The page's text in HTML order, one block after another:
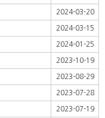
2024-03-20
2024-03-15
2024-01-25
2023-10-19
2023-08-29
2023-07-28
2023-07-19